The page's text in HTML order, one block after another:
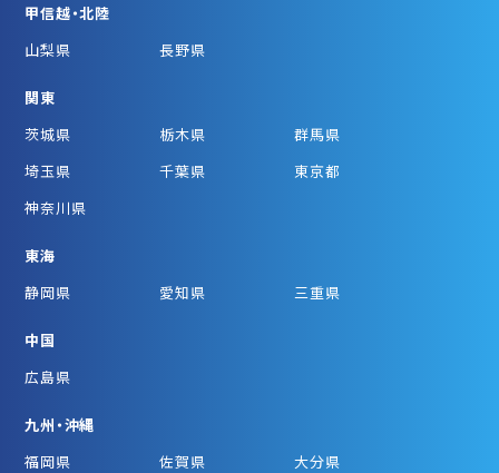
甲信越・北陸
山梨県
長野県
関東
茨城県
栃木県
群馬県
埼玉県
千葉県
東京都
神奈川県
東海
静岡県
愛知県 三重県
中国
広島県
九州・沖縄
福岡県
佐賀県 大分県